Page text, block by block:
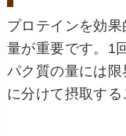
プロテインを効
量が重要です。1
パク質の量には
に分けて摂取する